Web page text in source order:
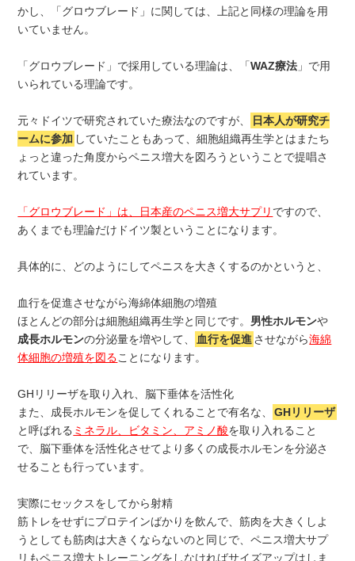
かし、「グロウブレード」に関しては、上記と同様の理論を用
いていません。
「グロウブレード」で採用している理論は、「WAZ療法 」で用
いられている理論です。
元々ドイツで研究されていた療法なのですが、
日本人が研究チ
ームに参加 していたこともあって、細胞組織再生学とはまたち
ょっと違った角度からペニス増大を図ろうということで提唱さ
れています。
「グロウブレード」は、日本産のペニス増大サプリ ですので、
あくまでも理論だけドイツ製ということになります。
具体的に、どのようにしてペニスを大きくするのかというと、
血行を促進させながら海綿体細胞の増殖
ほとんどの部分は細胞組織再生学と同じです。 男性ホルモンや
成長ホルモンの分泌量を増やして、 血行を促進 させながら海綿
体細胞の増殖を図ることになります。
GHリリーザを取り入れ、脳下垂体を活性化
また、成長ホルモンを促してくれることで有名な、
GHリリーザ
と呼ばれる ミネラル、ビタミン、アミノ酸を取り入れること
で、脳下垂体を活性化させてより多くの成長ホルモンを分泌さ
せることも行っています。
実際にセックスをしてから射精
筋トレをせずにプロテインばかりを飲んで、筋肉を大きくしよ
うとしても筋肉は大きくならないのと同じで、ペニス増大サプ
リもペニス増大トレーニングをしなければサイズアップはしま